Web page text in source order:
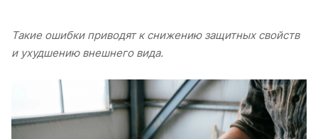
Такие ошибки приводят к снижению защитных свойств
и ухудшению внешнего вида.